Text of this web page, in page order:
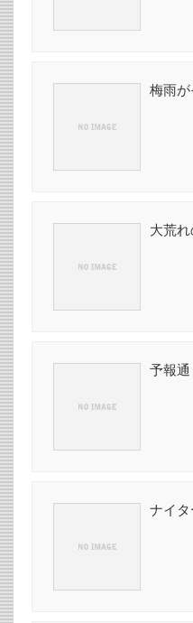
梅雨が
大荒
予報通
ナイ